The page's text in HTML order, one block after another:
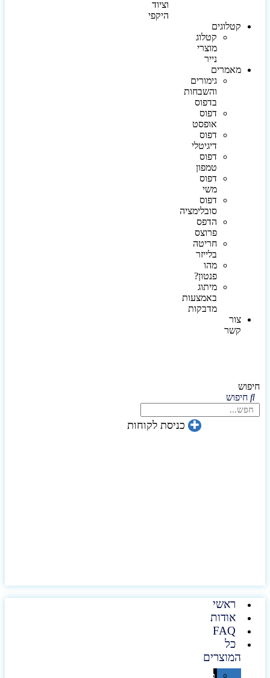
וציוד
היקפי
קטלוגים
קטלוג
מוצרי
נייר
מאמרים
גימורים
והשבחות
בדפוס
דפוס
אופסט
דפוס
דיגיטלי
דפוס
טמפון
דפוס
משי
דפוס
סובלימציה
הדפס
פרוצס
חריטה
בלייזר
מהו
פנטון?
מיתוג
באמצעות
מדבקות
צור
קשר
חיפוש
חיפוש
כניסת לקוחות
ראשי
אודות
FAQ
כל
המוצרים
טכנולוגיה